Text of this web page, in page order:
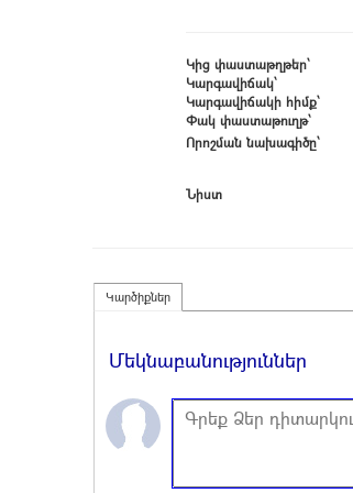
Կից փաստաթղթեր՝
Կարգավիճակ՝
Կարգավիճակի հիմք՝
Փակ փաստաթուղթ՝
Որոշման նախագիծը՝
Նիստ
Կարծիքներ
Մեկնաբանություններ